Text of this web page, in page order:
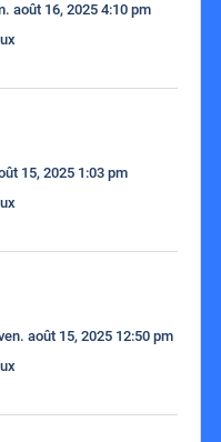
août 16, 2025 4:10 pm
15, 2025 1:03 pm
août 15, 2025 12:50 pm